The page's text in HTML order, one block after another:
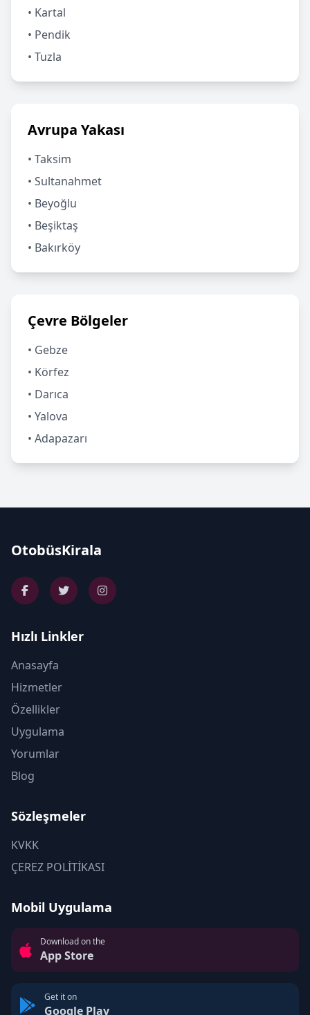
• Kartal
• Pendik
• Tuzla
Avrupa Yakası
• Taksim
• Sultanahmet
• Beyoğlu
• Beşiktaş
• Bakırköy
Çevre Bölgeler
• Gebze
• Körfez
• Darıca
• Yalova
• Adapazarı
OtobüsKirala
Hızlı Linkler
Anasayfa
Hizmetler
Özellikler
Uygulama
Yorumlar
Blog
Sözleşmeler
KVKK
ÇEREZ POLİTİKASI
Mobil Uygulama
Download on the
App Store
Get it on
Google Play